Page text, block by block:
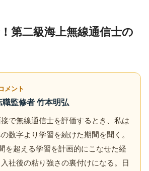
第二級海上無線通信士の
メント
職監修者 竹本明弘
で無線通信士を評価するとき、私は
数字より学習を続けた期間を聞く。
を超える学習を計画的にこなせた経
社後の粘り強さの裏付けになる。日